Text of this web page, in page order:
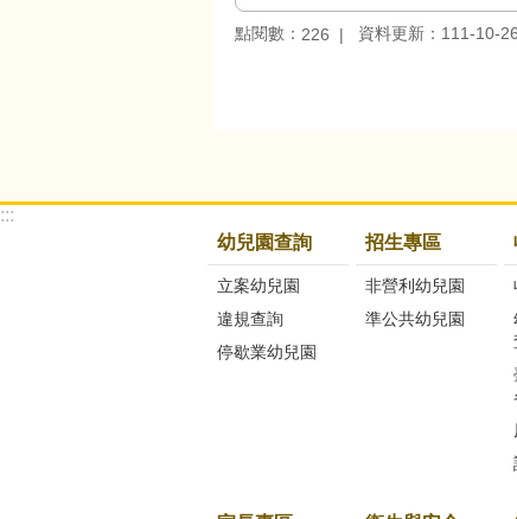
點閱數： 226 資料更新：111-10-
:::
幼兒園查詢
立案幼兒園
違規查詢
停歇業幼兒園
招生專區
非營利幼兒園
準公共幼兒園